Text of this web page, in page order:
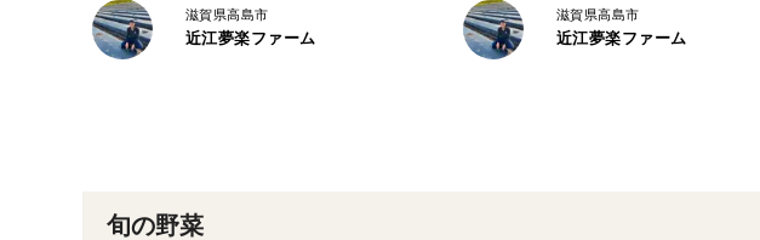
旬の野菜
滋賀県高島市
近江夢楽ファーム
滋賀県高島市
近江夢楽ファーム